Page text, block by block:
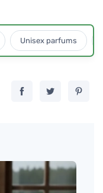
Unisex parfums